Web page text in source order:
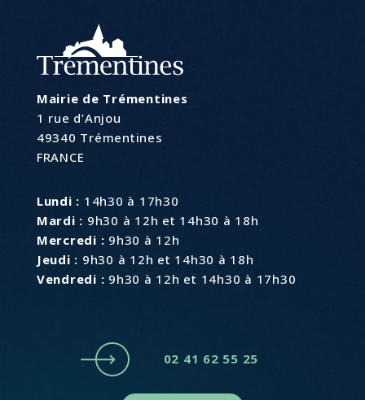
Mairie de Trémentines
1 rue d’Anjou
49340 Trémentines
FRANCE
Lundi : 14h30 à 17h30
Mardi : 9h30 à 12h et 14h30 à 18h
Mercredi : 9h30 à 12h
Jeudi : 9h30 à 12h et 14h30 à 18h
Vendredi : 9h30 à 12h et 14h30 à 17h30
02 41 62 55 25